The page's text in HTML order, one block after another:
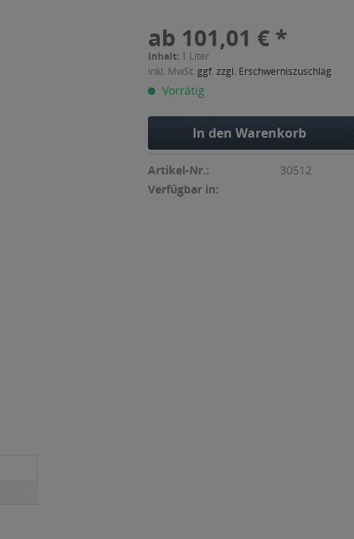
ab 101,01 € *
Inhalt: 1 Liter
inkl. MwSt. ggf. zzgl. Erschwerniszuschlag
Vorrätig
In den Warenkorb
Artikel-Nr.:
30512
Verfügbar in: